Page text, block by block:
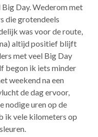
Big Day. Wederom met
die grotendeels
was voor de route,
altijd positief blijft
met veel Big Day
begon ik iets minder
weekend na een
de dag ervoor,
nodige uren op de
ik vele kilometers op